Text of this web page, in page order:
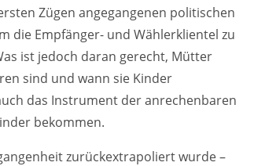
Zügen angegangenen politischen
die Empfänger- und Wählerklientel zu
ist jedoch daran gerecht, Mütter
sind und wann sie Kinder
das Instrument der anrechenbaren
bekommen.
zurückextrapoliert wurde –